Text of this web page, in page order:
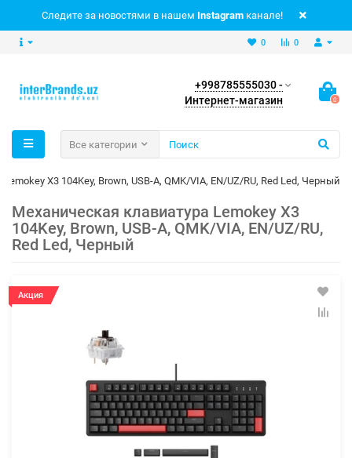
Следите за новостями в нашем Instagram канале!
0
0
+998785555030 -
Интернет-магазин
0
Все категории
X3 104Key, Brown, USB-A, QMK/VIA, EN/UZ/RU, Red Led, Черный
Механическая клавиатура Lemokey X3
104Key, Brown, USB-A, QMK/VIA, EN/UZ/RU,
Red Led, Черный
Акция